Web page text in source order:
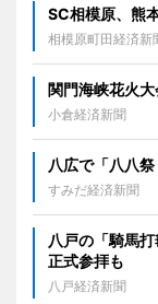
SC相模原、熊
相模原町田経済新
関門海峡花火
小倉経済新聞
八広で「八八
すみだ経済新聞
八戸の「騎馬
正式参拝も
八戸経済新聞